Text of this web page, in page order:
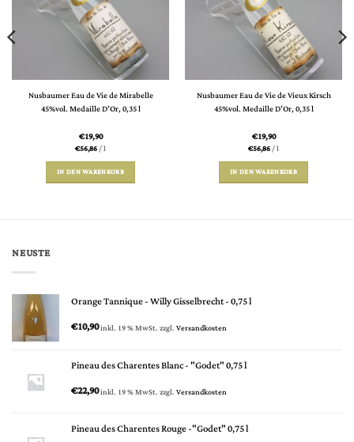
Nusbaumer Eau de Vie de Mirabelle
45%vol. Medaille D’Or, 0,35 l
€19,90
€56,86/l
IN DEN WARENKORB
Nusbaumer Eau de Vie de Vieux Kirsch
45%vol. Medaille D’Or, 0,35 l
€19,90
€56,86/l
IN DEN WARENKORB
NEUSTE
Orange Tannique - Willy Gisselbrecht - 0,75 l
€10,90inkl. 19 % MwSt.zzgl.Versandkosten
Pineau des Charentes Blanc - "Godet" 0,75 l
€22,90inkl. 19 % MwSt.zzgl.Versandkosten
Pineau des Charentes Rouge -"Godet" 0,75 l